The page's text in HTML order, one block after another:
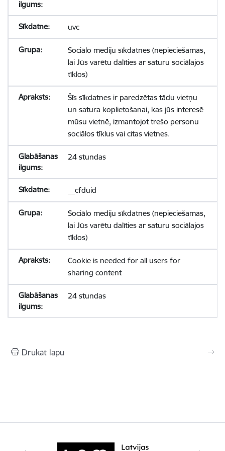
uvc
Sociālo mediju sīkdatnes (nepieciešamas,
lai Jūs varētu dalīties ar saturu sociālajos
tīklos)
Šīs sīkdatnes ir paredzētas tādu vietņu
un satura koplietošanai, kas jūs interesē
mūsu vietnē, izmantojot trešo personu
sociālos tīklus vai citas vietnes.
24 stundas
__cfduid
Sociālo mediju sīkdatnes (nepieciešamas,
lai Jūs varētu dalīties ar saturu sociālajos
tīklos)
Cookie is needed for all users for
sharing content
24 stundas
Drukāt lapu